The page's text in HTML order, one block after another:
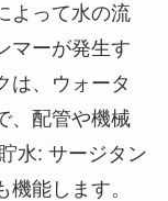
よって水の流
マーが発生す
は、ウォータ
、配管や機械
水: サージタン
能します。